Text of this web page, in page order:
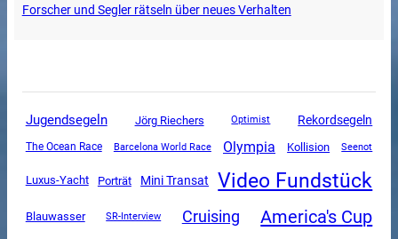
Forscher und Segler rätseln über neues Verhalten
Jugendsegeln Jörg Riechers Optimist Rekordsegeln
The Ocean Race Barcelona World Race Olympia Kollision Seenot
Luxus-Yacht Porträt Mini Transat Video Fundstück
Blauwasser SR-Interview Cruising America's Cup